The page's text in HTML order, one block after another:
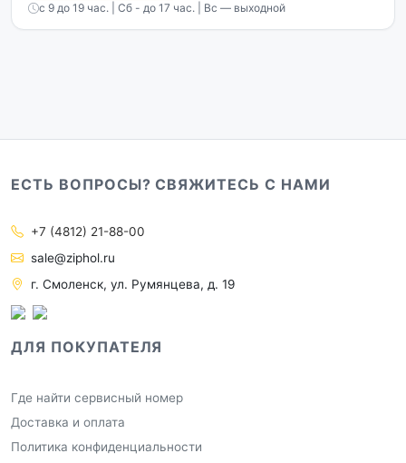
с 9 до 19 час. | Сб - до 17 час. | Вс — выходной
ЕСТЬ ВОПРОСЫ? СВЯЖИТЕСЬ С НАМИ
+7 (4812) 21-88-00
sale@ziphol.ru
г. Смоленск, ул. Румянцева, д. 19
ДЛЯ ПОКУПАТЕЛЯ
Где найти сервисный номер
Доставка и оплата
Политика конфиденциальности